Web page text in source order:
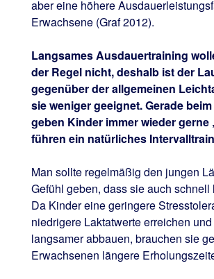
aber eine höhere
Erwachsene (Graf 2012).
Langsames Ausdauertraining
der Regel nicht, deshalb ist der
gegenüber der allgemeinen
sie weniger geeignet. Gerade
geben Kinder immer wieder gerne
führen ein natürliches
Man sollte regelmäßig den jungen
Gefühl geben, dass sie auch schnell
Da Kinder eine geringere
niedrigere Laktatwerte erreichen
langsamer abbauen, brauchen sie
Erwachsenen längere